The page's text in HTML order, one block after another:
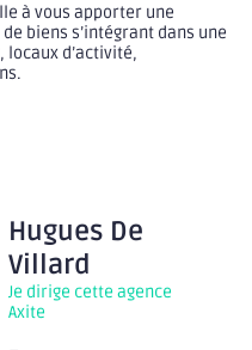
à vous apporter une
biens s’intégrant dans une
d’activité,
Hugues De
Villard
Je dirige cette agence
Axite